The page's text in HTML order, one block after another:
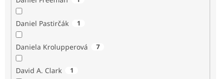
Daniel Pastirčák 1
Daniela Krolupperová 7
David A. Clark 1